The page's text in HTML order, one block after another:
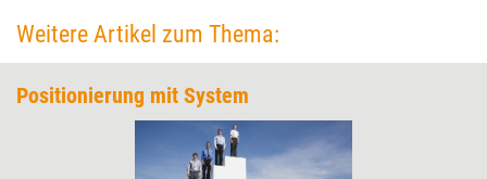
Weitere Artikel zum Thema:
Positionierung mit System